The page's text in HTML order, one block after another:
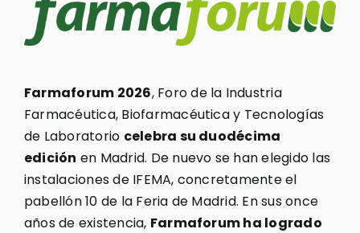
Farmaforum 2026, Foro de la Industria
Farmacéutica, Biofarmacéutica y Tecnologías
de Laboratorio celebra su duodécima
edición en Madrid. De nuevo se han elegido las
instalaciones de IFEMA, concretamente el
pabellón 10 de la Feria de Madrid. En sus once
años de existencia, Farmaforum ha logrado